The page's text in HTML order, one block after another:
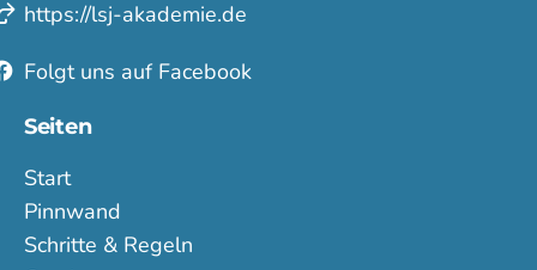
https://lsj-akademie.de
Folgt uns auf Facebook
Seiten
Start
Pinnwand
Schritte & Regeln